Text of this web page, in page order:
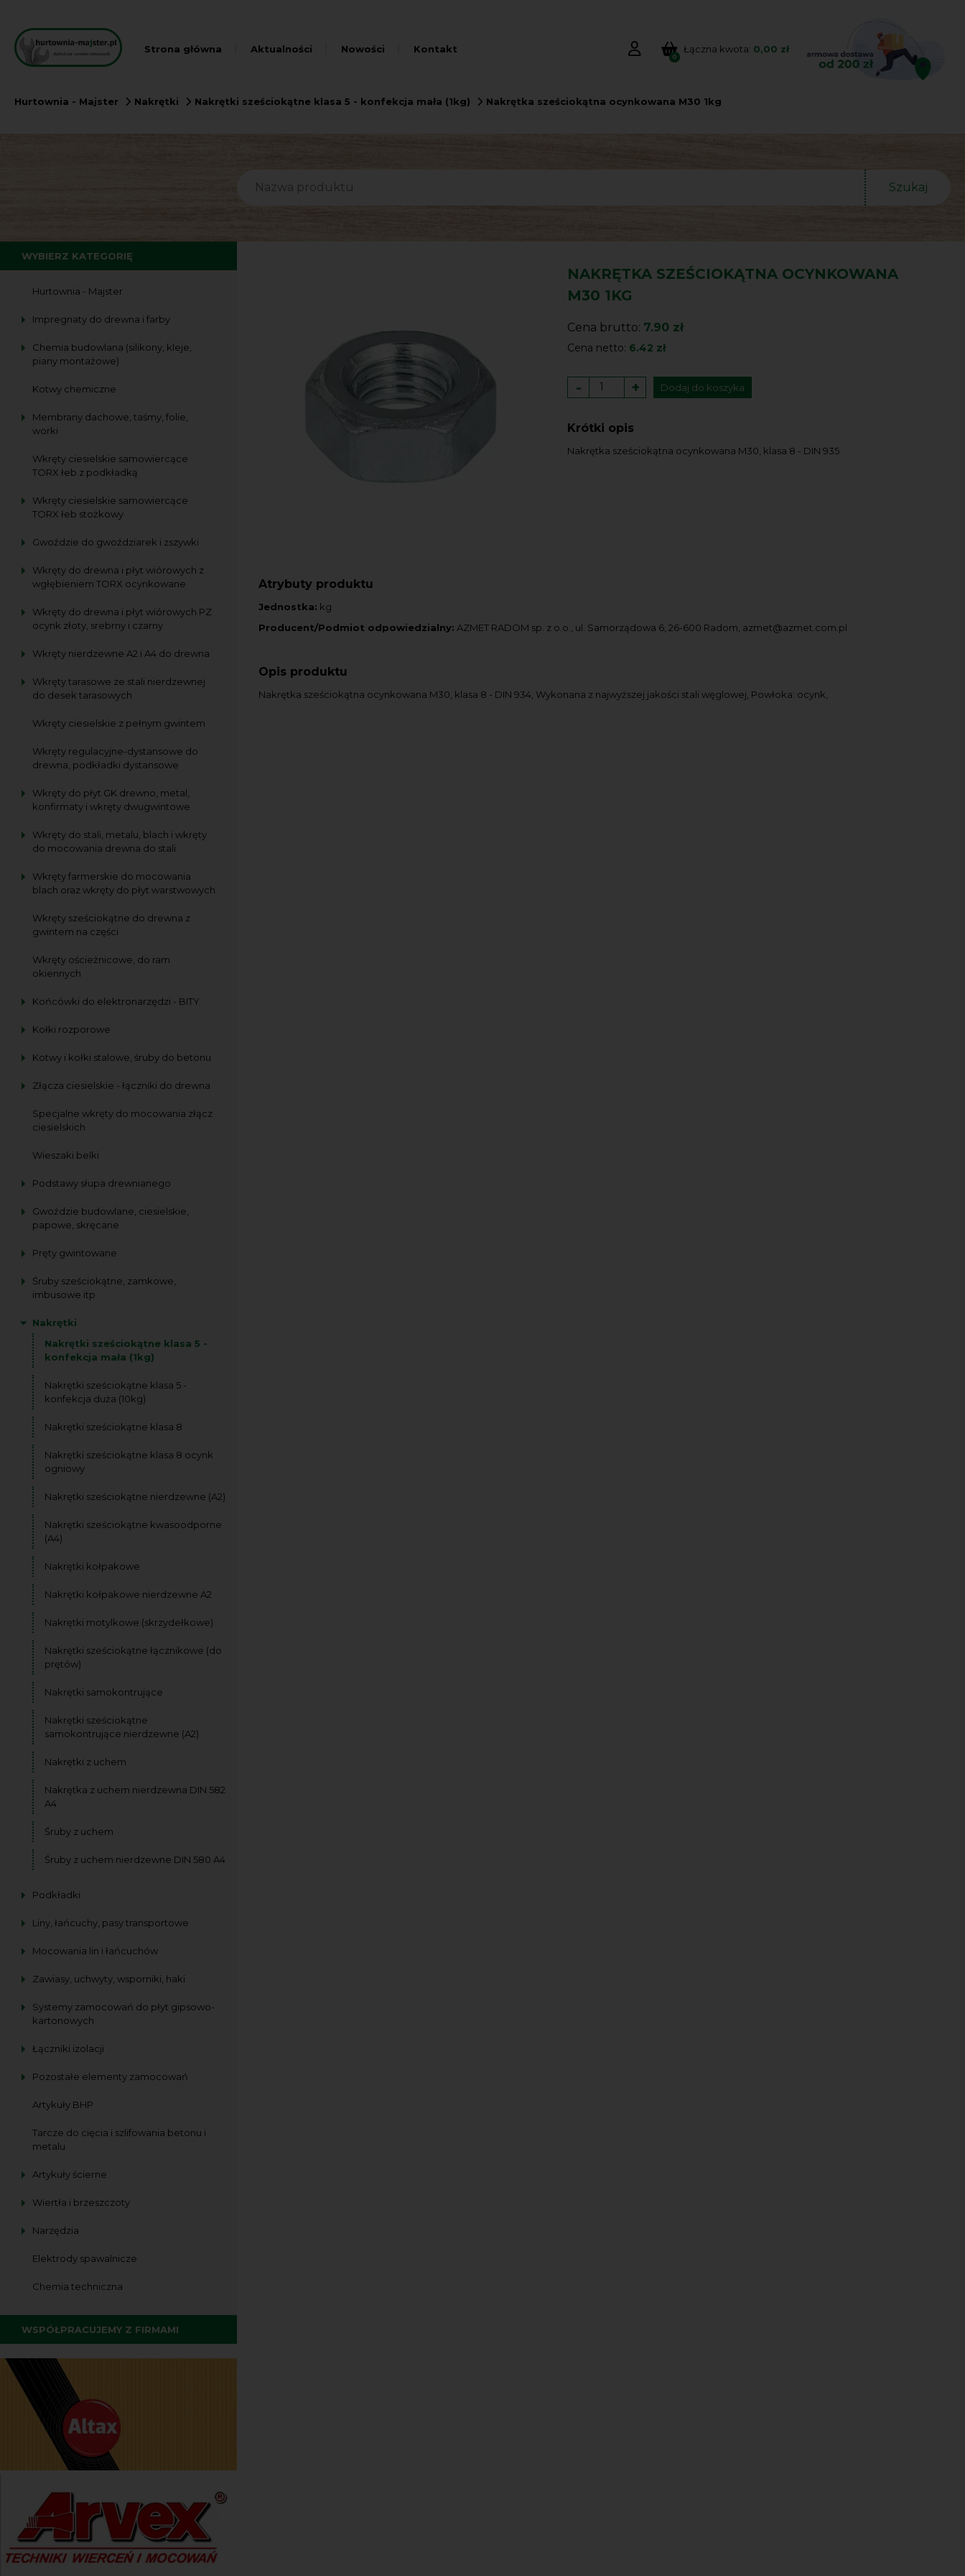
Strona główna Aktualności Nowości Kontakt
0
Łączna kwota: 0,00 zł
Hurtownia - Majster Nakrętki Nakrętki sześciokątne klasa 5 - konfekcja mała (1kg) Nakrętka sześciokątna ocynkowana M30 1kg
WYBIERZ KATEGORIĘ
Hurtownia - Majster
Impregnaty do drewna i farby
Chemia budowlana (silikony, kleje,
piany montażowe)
Kotwy chemiczne
Membrany dachowe, taśmy, folie,
worki
Wkręty ciesielskie samowiercące
TORX łeb z podkładką
Wkręty ciesielskie samowiercące
TORX łeb stożkowy
Gwoździe do gwoździarek i zszywki
Wkręty do drewna i płyt wiórowych z
wgłębieniem TORX ocynkowane
Wkręty do drewna i płyt wiórowych PZ
ocynk złoty, srebrny i czarny
Wkręty nierdzewne A2 i A4 do drewna
Wkręty tarasowe ze stali nierdzewnej
do desek tarasowych
Wkręty ciesielskie z pełnym gwintem
Wkręty regulacyjne-dystansowe do
drewna, podkładki dystansowe
Wkręty do płyt GK drewno, metal,
konfirmaty i wkręty dwugwintowe
Wkręty do stali, metalu, blach i wkręty
do mocowania drewna do stali
Wkręty farmerskie do mocowania
blach oraz wkręty do płyt warstwowych
Wkręty sześciokątne do drewna z
gwintem na części
Wkręty ościeżnicowe, do ram
okiennych
Końcówki do elektronarzędzi - BITY
Kołki rozporowe
Kotwy i kołki stalowe, śruby do betonu
Złącza ciesielskie - łączniki do drewna
Specjalne wkręty do mocowania złącz
ciesielskich
Wieszaki belki
Podstawy słupa drewnianego
Gwoździe budowlane, ciesielskie,
papowe, skręcane
Pręty gwintowane
Śruby sześciokątne, zamkowe,
imbusowe itp
Nakrętki
Nakrętki sześciokątne klasa 5 -
konfekcja mała (1kg)
Nakrętki sześciokątne klasa 5 -
konfekcja duża (10kg)
Nakrętki sześciokątne klasa 8
Nakrętki sześciokątne klasa 8 ocynk
ogniowy
Nakrętki sześciokątne nierdzewne (A2)
Nakrętki sześciokątne kwasoodporne
(A4)
Nakrętki kołpakowe
Nakrętki kołpakowe nierdzewne A2
Nakrętki motylkowe (skrzydełkowe)
Nakrętki sześciokątne łącznikowe (do
prętów)
Nakrętki samokontrujące
Nakrętki sześciokątne
samokontrujące nierdzewne (A2)
Nakrętki z uchem
Nakrętka z uchem nierdzewna DIN 582
A4
Śruby z uchem
Śruby z uchem nierdzewne DIN 580 A4
Podkładki
Liny, łańcuchy, pasy transportowe
Mocowania lin i łańcuchów
Zawiasy, uchwyty, wsporniki, haki
Systemy zamocowań do płyt gipsowo-
kartonowych
Łączniki izolacji
Pozostałe elementy zamocowań
Artykuły BHP
Tarcze do cięcia i szlifowania betonu i
metalu
Artykuły ścierne
Wiertła i brzeszczoty
Narzędzia
Elektrody spawalnicze
Chemia techniczna
WSPÓŁPRACUJEMY Z FIRMAMI
Szukaj
NAKRĘTKA SZEŚCIOKĄTNA OCYNKOWANA
M30 1KG
Cena brutto: 7.90 zł
Cena netto: 6.42 zł
- + Dodaj do koszyka
Krótki opis
Nakrętka sześciokątna ocynkowana M30, klasa 8 - DIN 935
Atrybuty produktu
Jednostka: kg
Producent/Podmiot odpowiedzialny: AZMET RADOM sp. z o.o., ul. Samorządowa 6, 26-600 Radom, azmet@azmet.com.pl
Opis produktu
Nakrętka sześciokątna ocynkowana M30, klasa 8 - DIN 934, Wykonana z najwyższej jakości stali węglowej, Powłoka: ocynk,